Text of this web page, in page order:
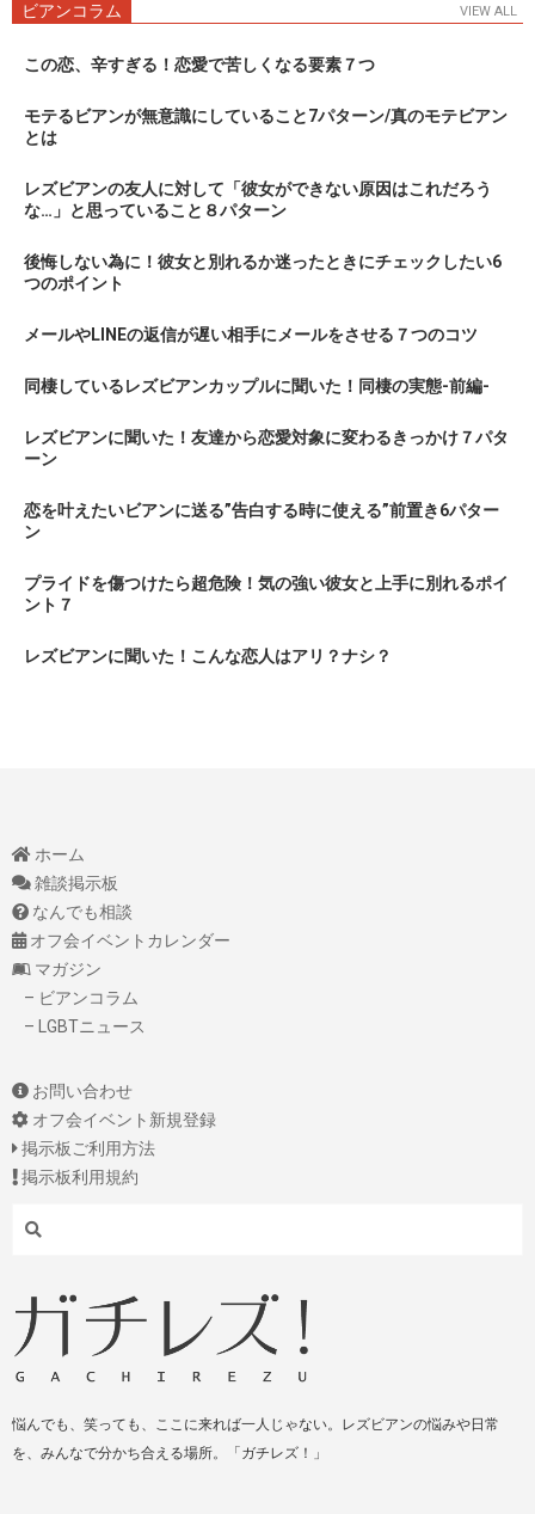
ビアンコラム VIEW ALL
この恋、辛すぎる！恋愛で苦しくなる要素７つ
モテるビアンが無意識にしていること7パターン/真のモテビアン
とは
レズビアンの友人に対して「彼女ができない原因はこれだろう
な…」と思っていること８パターン
後悔しない為に！彼女と別れるか迷ったときにチェックしたい6
つのポイント
メールやLINEの返信が遅い相手にメールをさせる７つのコツ
同棲しているレズビアンカップルに聞いた！同棲の実態-前編-
レズビアンに聞いた！友達から恋愛対象に変わるきっかけ７パタ
ーン
恋を叶えたいビアンに送る”告白する時に使える”前置き6パター
ン
プライドを傷つけたら超危険！気の強い彼女と上手に別れるポイ
ント７
レズビアンに聞いた！こんな恋人はアリ？ナシ？
ホーム
雑談掲示板
なんでも相談
オフ会イベントカレンダー
マガジン
– ビアンコラム
– LGBTニュース
お問い合わせ
オフ会イベント新規登録
掲示板ご利用方法
掲示板利用規約
Search
悩んでも、笑っても、ここに来れば一人じゃない。レズビアンの悩みや日常
を、みんなで分かち合える場所。「ガチレズ！」